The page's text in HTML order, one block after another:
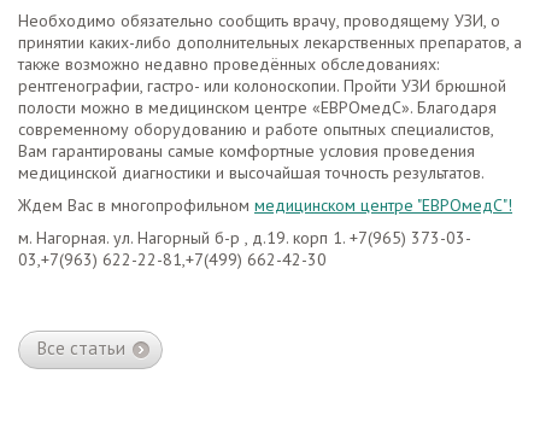
Необходимо обязательно сообщить врачу, проводящему УЗИ, о
принятии каких-либо дополнительных лекарственных препаратов, а
также возможно недавно проведённых обследованиях:
рентгенографии, гастро- или колоноскопии. Пройти УЗИ брюшной
полости можно в медицинском центре «ЕВРОмедС». Благодаря
современному оборудованию и работе опытных специалистов,
Вам гарантированы самые комфортные условия проведения
медицинской диагностики и высочайшая точность результатов.
Ждем Вас в многопрофильном медицинском центре "ЕВРОмедС"!
м. Нагорная. ул. Нагорный б-р , д.19. корп 1. +7(965) 373-03-
03,+7(963) 622-22-81,+7(499) 662-42-30
Все статьи